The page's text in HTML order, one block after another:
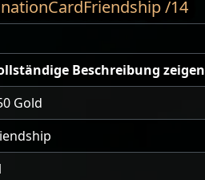
/14
Beschreibung zeigen
Gold